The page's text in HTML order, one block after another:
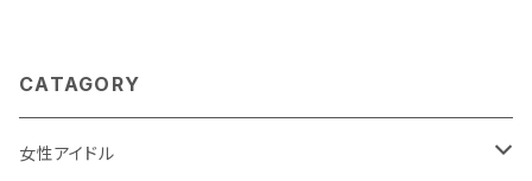
CATAGORY
女性アイドル